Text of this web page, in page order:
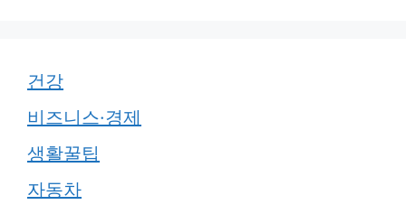
건강
비즈니스·경제
생활꿀팁
자동차